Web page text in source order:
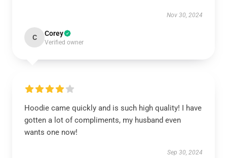
Nov 30, 2024
C Corey
Verified owner
Hoodie came quickly and is such high quality! I have
gotten a lot of compliments, my husband even
wants one now!
Sep 30, 2024